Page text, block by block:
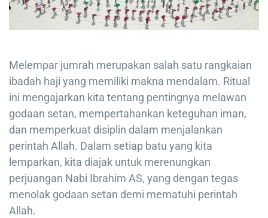
Melempar jumrah merupakan salah satu rangkaian
ibadah haji yang memiliki makna mendalam. Ritual
ini mengajarkan kita tentang pentingnya melawan
godaan setan, mempertahankan keteguhan iman,
dan memperkuat disiplin dalam menjalankan
perintah Allah. Dalam setiap batu yang kita
lemparkan, kita diajak untuk merenungkan
perjuangan Nabi Ibrahim AS, yang dengan tegas
menolak godaan setan demi mematuhi perintah
Allah.